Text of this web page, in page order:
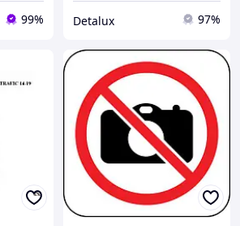
99% Detalux 97%